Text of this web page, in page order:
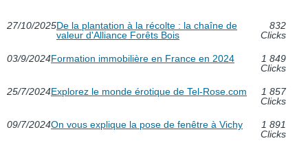
27/10/2025De la plantation à la récolte : la chaîne de
valeur d'Alliance Forêts Bois
832
Clicks
03/9/2024Formation immobilière en France en 2024
1 849
Clicks
25/7/2024Explorez le monde érotique de Tel-Rose.com
1 857
Clicks
09/7/2024On vous explique la pose de fenêtre à Vichy
1 891
Clicks